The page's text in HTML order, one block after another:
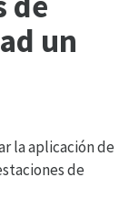
un
la aplicación de
de